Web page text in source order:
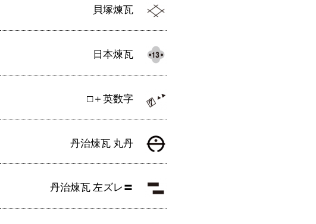
貝塚煉瓦
日本煉瓦
□＋英数字
丹治煉瓦 丸丹
丹治煉瓦 左ズレ〓